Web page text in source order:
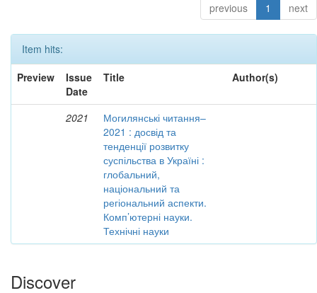
previous 1 next
Item hits:
Preview
Issue
Date
Title Author(s)
2021
Могилянські читання–
2021 : досвід та
тенденції розвитку
суспільства в Україні :
глобальний,
національний та
регіональний аспекти.
Комп’ютерні науки.
Технічні науки
Discover